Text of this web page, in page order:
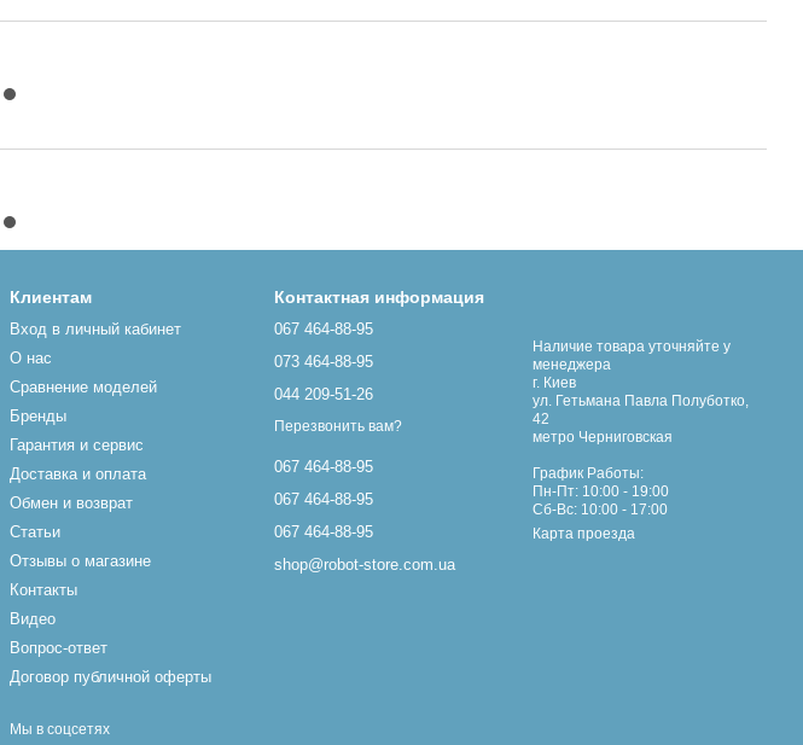
Клиентам
Вход в личный кабинет
О нас
Сравнение моделей
Бренды
Гарантия и сервис
Доставка и оплата
Обмен и возврат
Статьи
Отзывы о магазине
Контакты
Видео
Вопрос-ответ
Договор публичной оферты
Мы в соцсетях
Контактная информация
067 464-88-95
073 464-88-95
044 209-51-26
Перезвонить вам?
067 464-88-95
067 464-88-95
067 464-88-95
shop@robot-store.com.ua
Наличие товара уточняйте у
менеджера
г. Киев
ул. Гетьмана Павла Полуботко,
42
метро Черниговская
График Работы:
Пн-Пт: 10:00 - 19:00
Сб-Вс: 10:00 - 17:00
Карта проезда